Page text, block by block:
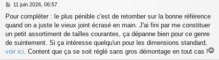
M
s
s
a
g
e
11 juin 2026, 06:57
Pour compléter : le plus pénible c'est de retomber sur la bonne référence
quand on a juste le vieux joint écrasé en main. J'ai fini par me constituer
un petit assortiment de tailles courantes, ça dépanne bien pour ce genre
de suintement. Si ça intéresse quelqu'un pour les dimensions standard,
voir ici. Content que ça se soit réglé sans gros démontage en tout cas !
a